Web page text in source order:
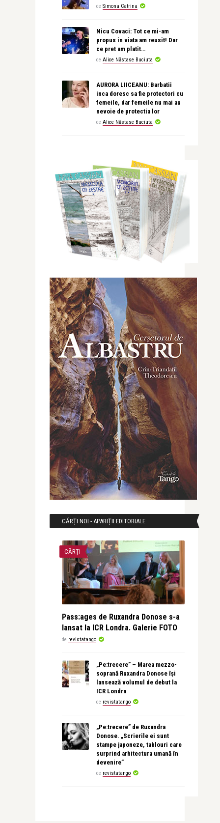
de Simona Catrina
Nicu Covaci: Tot ce mi-am
propus in viata am reusit! Dar
ce pret am platit…
de Alice Năstase Buciuta
AURORA LIICEANU: Barbatii
inca doresc sa fie protectori cu
femeile, dar femeile nu mai au
nevoie de protectia lor
de Alice Năstase Buciuta
CĂRȚI NOI - APARIȚII EDITORIALE
CĂRȚI
Pass:ages de Ruxandra Donose s-a
lansat la ICR Londra. Galerie FOTO
de revistatango
„Pe:trecere” – Marea mezzo-
soprană Ruxandra Donose își
lansează volumul de debut la
ICR Londra
de revistatango
„Pe:trecere” de Ruxandra
Donose. „Scrierile ei sunt
stampe japoneze, tablouri care
surprind arhitectura umană în
devenire”
de revistatango